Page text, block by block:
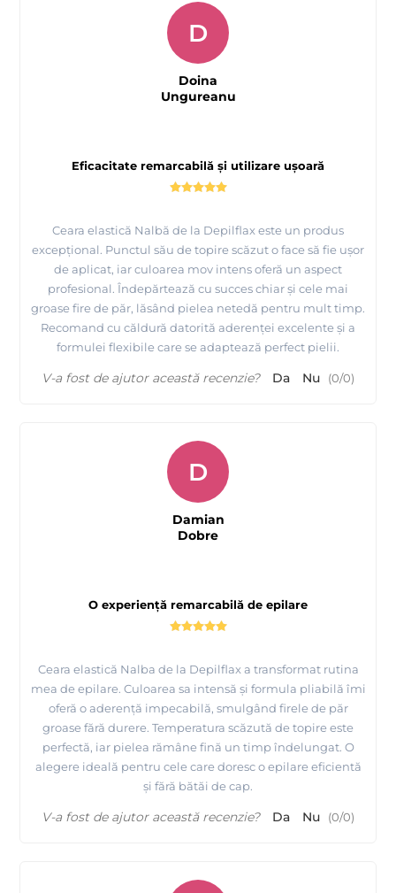
Folie spaciala pentru incalzit ceara Depilflax - iti
protejeaza incalzitorul de ceara
Prezentarefabricii MAYSTAR COSMETICA Spania si a
produselor realizate de ei
Eficacitate remarcabilă și utilizare ușoară
Ceara elastică Nalbă de la Depilflax este un produs
excepțional. Punctul său de topire scăzut o face să fie ușor
de aplicat, iar culoarea mov intens oferă un aspect
profesional. Îndepărtează cu succes chiar și cele mai
groase fire de păr, lăsând pielea netedă pentru mult timp.
Recomand cu căldură datorită aderenței excelente și a
formulei flexibile care se adaptează perfect pielii.
D
Doina
Ungureanu
V-a fost de ajutor această recenzie? Da Nu (0/0)
O experiență remarcabilă de epilare
Ceara elastică Nalba de la Depilflax a transformat rutina
mea de epilare. Culoarea sa intensă și formula pliabilă îmi
oferă o aderență impecabilă, smulgând firele de păr
groase fără durere. Temperatura scăzută de topire este
perfectă, iar pielea rămâne fină un timp îndelungat. O
alegere ideală pentru cele care doresc o epilare eficientă
și fără bătăi de cap.
D
Damian
Dobre
V-a fost de ajutor această recenzie? Da Nu (0/0)